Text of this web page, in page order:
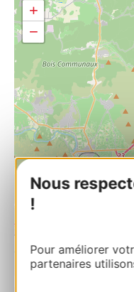
Nous
!
Pour améliorer
partenaires
+
−